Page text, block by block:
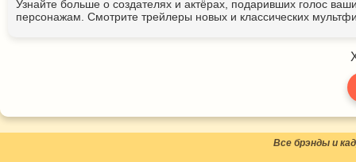
Узнайте больше о создателях и актёрах, подаривших голос
персонажам. Смотрите трейлеры новых и классических
Все брэнды и